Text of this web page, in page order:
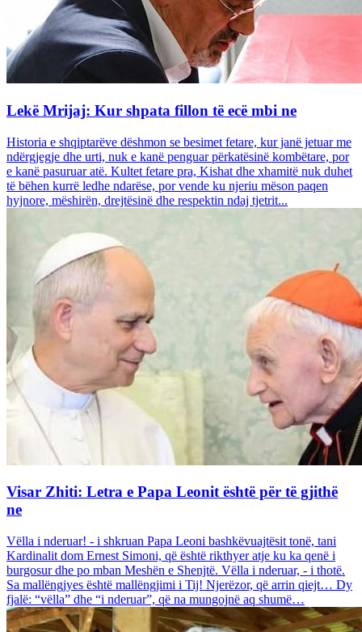
Lekë Mrijaj: Kur shpata fillon të ecë mbi ne
Historia e shqiptarëve dëshmon se besimet fetare, kur janë jetuar me
ndërgjegje dhe urti, nuk e kanë penguar përkatësinë kombëtare, por
e kanë pasuruar atë. Kultet fetare pra, Kishat dhe xhamitë nuk duhet
të bëhen kurrë ledhe ndarëse, por vende ku njeriu mëson paqen
hyjnore, mëshirën, drejtësinë dhe respektin ndaj tjetrit...
Visar Zhiti: Letra e Papa Leonit është për të gjithë
ne
Vëlla i nderuar! - i shkruan Papa Leoni bashkëvuajtësit tonë, tani
Kardinalit dom Ernest Simoni, që është rikthyer atje ku ka qenë i
burgosur dhe po mban Meshën e Shenjtë. Vëlla i nderuar, - i thotë.
Sa mallëngjyes është mallëngjimi i Tij! Njerëzor, që arrin qiejt… Dy
fjalë: “vëlla” dhe “i nderuar”, që na mungojnë aq shumë…